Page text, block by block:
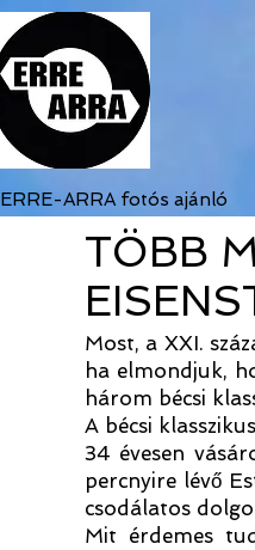
ERRE-ARRA fotós ajánló
TÖBB
Most, a XXI.
ha elmondjuk,
három bécsi
A bécsi
34 évesen
percnyire lévő
csodálatos
Mit érdemes